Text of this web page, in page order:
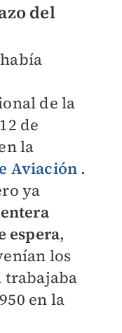
del
de la
de
la
Aviación .
ya
espera,
los
trabajaba
en la